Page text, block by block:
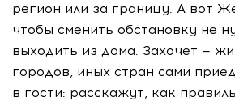
регион или за границу. А вот
чтобы сменить обстановку не
выходить из дома. Захочет —
городов, иных стран сами
в гости: расскажут, как